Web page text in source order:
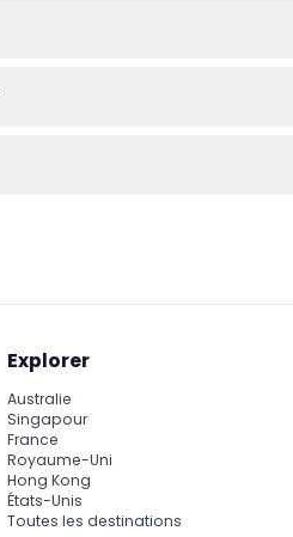
Explorer
Australie
Singapour
France
Royaume-Uni
Hong Kong
États-Unis
Toutes les destinations